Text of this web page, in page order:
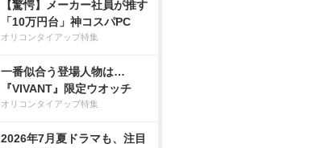
【驚愕】メーカー社員が推す
「10万円台」神コスパPC
オリコンタイアップ特集
一番似合う登場人物は…
『VIVANT』限定ウオッチ
オリコンタイアップ特集
2026年7月夏ドラマも、注目